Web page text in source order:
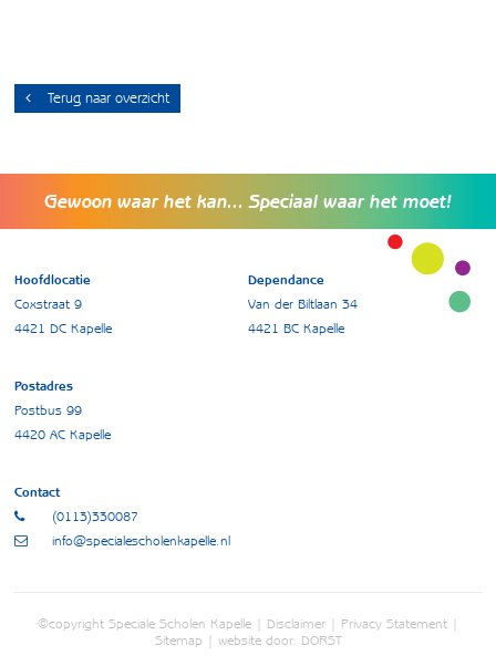
Terug naar overzicht
Gewoon waar het kan... Speciaal waar het moet!
Hoofdlocatie
Coxstraat 9
4421 DC Kapelle
Dependance
Van der Biltlaan 34
4421 BC Kapelle
Postadres
Postbus 99
4420 AC Kapelle
Contact
(0113)330087
info@specialescholenkapelle.nl
©copyright Speciale Scholen Kapelle | Disclaimer Privacy Statement
Sitemap | website door: DORST